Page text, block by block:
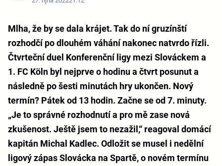
Mlha, že by se dala krájet. Tak do ní gruzínští
rozhodčí po dlouhém váhání nakonec natvrdo řízli.
Čtvrteční duel Konferenční ligy mezi Slováckem a
1. FC Köln byl nejprve o hodinu a čtvrt posunut a
následně po šesti minutách hry ukončen. Nový
termín? Pátek od 13 hodin. Začne se od 7. minuty.
„Je to správné rozhodnutí a pro mě zase nová
zkušenost. Ještě jsem to nezažil,“ reagoval domácí
kapitán Michal Kadlec. Odložit se musel i nedělní
ligový zápas Slovácka na Spartě, o novém termínu